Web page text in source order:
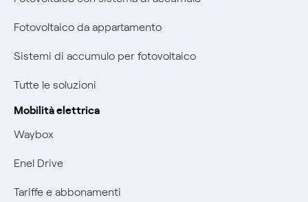
Rimborsi e resi per prodotti e servizi
Informativa RAEE
Informativa Privacy AI
Remit
Certificazioni
Nuove regole europee per la protezione dei dati
Offerte Placet non vulnerabili
Offerta Tutela Vulnerabilità Gas
Mobilità Elettrica
Phishing e truffe online
Fotovoltaico da appartamento
Sistemi di accumulo per fotovoltaico
Tutte le soluzioni
Mobilità elettrica
Waybox
Enel Drive
Tariffe e abbonamenti